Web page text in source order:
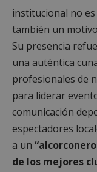
institucional no
también un
Su presencia
una auténtica
profesionales de
para liderar
comunicación
espectadores
a un
de los mejores